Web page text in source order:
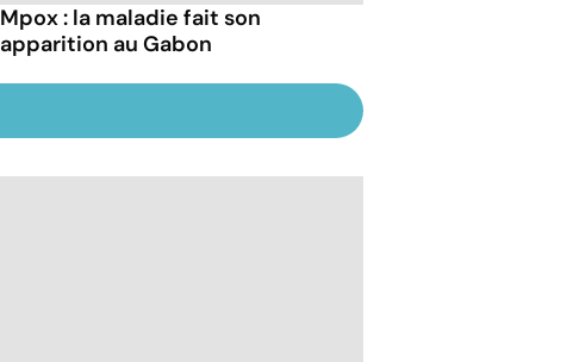
Mpox : la maladie fait son
apparition au Gabon